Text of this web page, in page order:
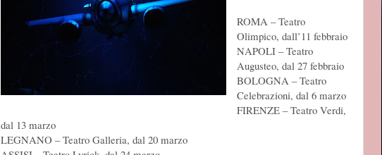
ROMA – Teatro
Olimpico, dall’11 febbraio
NAPOLI – Teatro
Augusteo, dal 27 febbraio
BOLOGNA – Teatro
Celebrazioni, dal 6 marzo
FIRENZE – Teatro Verdi,
dal 13 marzo
LEGNANO – Teatro Galleria, dal 20 marzo